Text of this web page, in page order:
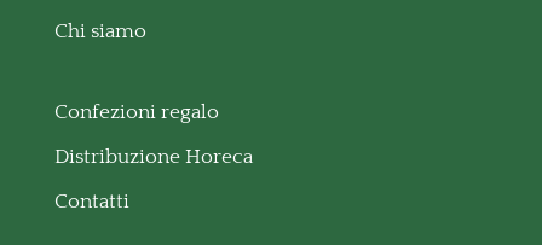
Chi siamo
Confezioni regalo
Distribuzione Horeca
Contatti